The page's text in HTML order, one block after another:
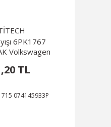
6PK1767
Volkswagen
TL